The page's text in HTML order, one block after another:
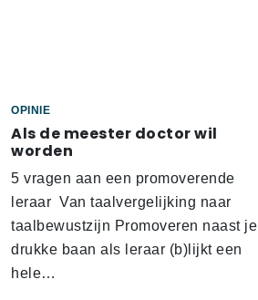
OPINIE
Als de meester doctor wil
worden
5 vragen aan een promoverende
leraar Van taalvergelijking naar
taalbewustzijn Promoveren naast je
drukke baan als leraar (b)lijkt een
hele…